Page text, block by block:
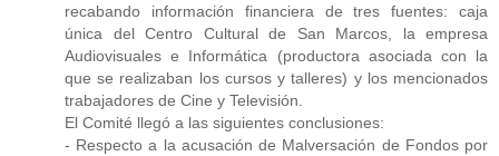
recabando información financiera de tres fuentes: caja
única del Centro Cultural de San Marcos, la empresa
Audiovisuales e Informática (productora asociada con la
que se realizaban los cursos y talleres) y los mencionados
trabajadores de Cine y Televisión.
El Comité llegó a las siguientes conclusiones:
- Respecto a la acusación de Malversación de Fondos por